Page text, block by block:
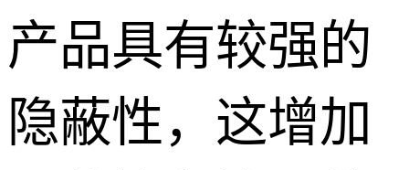
产品具有较强的
隐蔽性，这增加